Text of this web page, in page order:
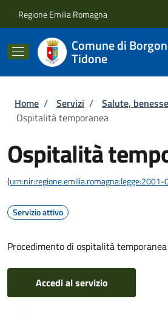
Regione Emilia Romagna
Comune di
Tidone
Briciole di pane
Home / Servizi / Salute,
Ospitalità temporanea
Ospitalità
(
Servizio attivo
Procedimento di ospitalità temporanea
Accedi al servizio